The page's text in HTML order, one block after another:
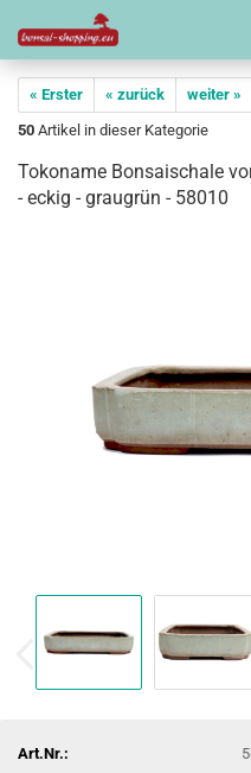
« Erster « zurück weiter »
50 Artikel in dieser Kategorie
Tokoname Bonsaischale
- eckig - graugrün - 58010
Art.Nr.: